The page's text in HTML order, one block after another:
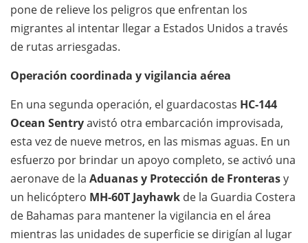
pone de relieve los peligros que enfrentan los
migrantes al intentar llegar a Estados Unidos a través
de rutas arriesgadas.
Operación coordinada y vigilancia aérea
En una segunda operación, el guardacostas HC-144
Ocean Sentryavistó otra embarcación improvisada,
esta vez de nueve metros, en las mismas aguas. En un
esfuerzo por brindar un apoyo completo, se activó una
aeronave de la Aduanas y Protección de Fronterasy
un helicóptero MH-60T Jayhawk de la Guardia Costera
de Bahamas para mantener la vigilancia en el área
mientras las unidades de superficie se dirigían al lugar